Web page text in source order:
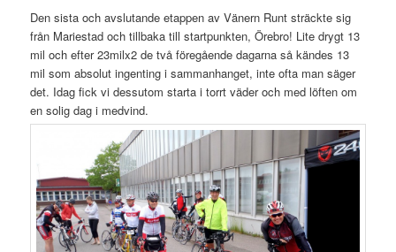
Den sista och avslutande etappen av Vänern Runt sträckte sig
från Mariestad och tillbaka till startpunkten, Örebro! Lite drygt 13
mil och efter 23milx2 de två föregående dagarna så kändes 13
mil som absolut ingenting i sammanhanget, inte ofta man säger
det. Idag fick vi dessutom starta i torrt väder och med löften om
en solig dag i medvind.